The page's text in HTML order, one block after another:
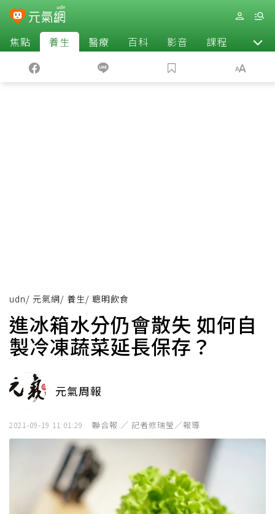
焦點 養生 醫療 百科 影音 課程 退休
udn/ 元氣網/ 養生/ 聰明飲食
進冰箱水分仍會散失 如何自
製冷凍蔬菜延長保存？
元氣周報
2021-09-19 11:01:29 聯合報 ／ 記者修瑞瑩／報導